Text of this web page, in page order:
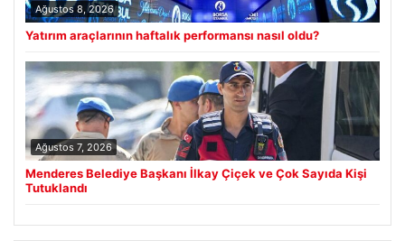
Ağustos 8, 2026
Yatırım araçlarının haftalık performansı nasıl oldu?
Ağustos 7, 2026
Menderes Belediye Başkanı İlkay Çiçek ve Çok Sayıda Kişi
Tutuklandı